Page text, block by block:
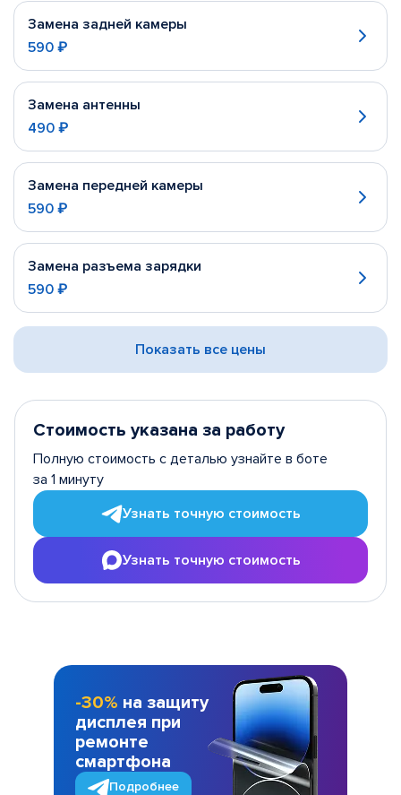
Замена задней камеры
590 ₽
Замена антенны
490 ₽
Замена передней камеры
590 ₽
Замена разъема зарядки
590 ₽
Показать все цены
Стоимость указана за работу
Полную стоимость с деталью узнайте в боте
за 1 минуту
Узнать точную стоимость
Узнать точную стоимость
-30% на защиту
дисплея при
ремонте
смартфона
Подробнее